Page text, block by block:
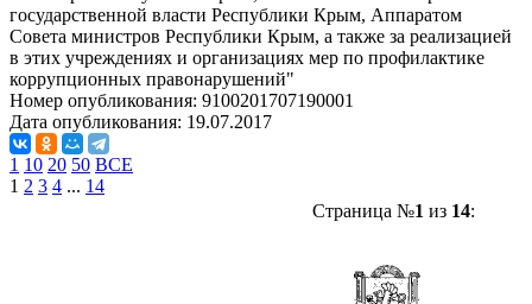
государственной власти Республики Крым, Аппаратом
Совета министров Республики Крым, а также за реализацией
в этих учреждениях и организациях мер по профилактике
коррупционных правонарушений"
Номер опубликования: 9100201707190001
Дата опубликования: 19.07.2017
1 10 20 50 ВСЕ
1 2 3 4 ... 14
Страница №1 из 14: